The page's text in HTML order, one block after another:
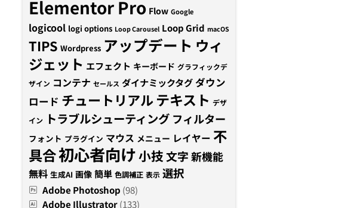
Elementor Pro Flow Google
logicool logi options Loop Carousel Loop Grid macOS
TIPS Wordpress アップデート ウィ
ジェット エフェクト キーボード グラフィックデ
ザイン コンテナ セールス ダイナミックタグダウン
ロード チュートリアルテキスト デザ
イン
トラブルシューティング フィルター
フォント プラグイン マウス メニュー レイヤー 不
具合初心者向け小技文字新機能
無料 生成AI 画像 簡単 色調補正 表示 選択
Adobe Photoshop (98)
Adobe Illustrator(133)